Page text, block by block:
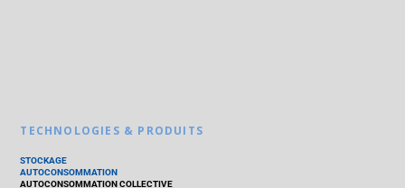
TECHNOLOGIES & PRODUITS
STOCKAGE
AUTOCONSOMMATION
AUTOCONSOMMATION COLLECTIVE